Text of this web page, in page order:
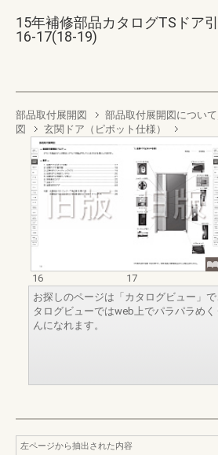
15年補修部品カタログTSドア
16-17(18-19)
部品取付展開図 部品取付展開図につい
図
玄関ドア（ピボット仕様）
16
17
お探しのページは「カタログビュー」
タログビューではweb上でパラパラめ
んになれます。
左ページから抽出された内容